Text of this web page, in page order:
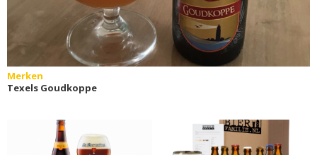
Merken
Texels Goudkoppe